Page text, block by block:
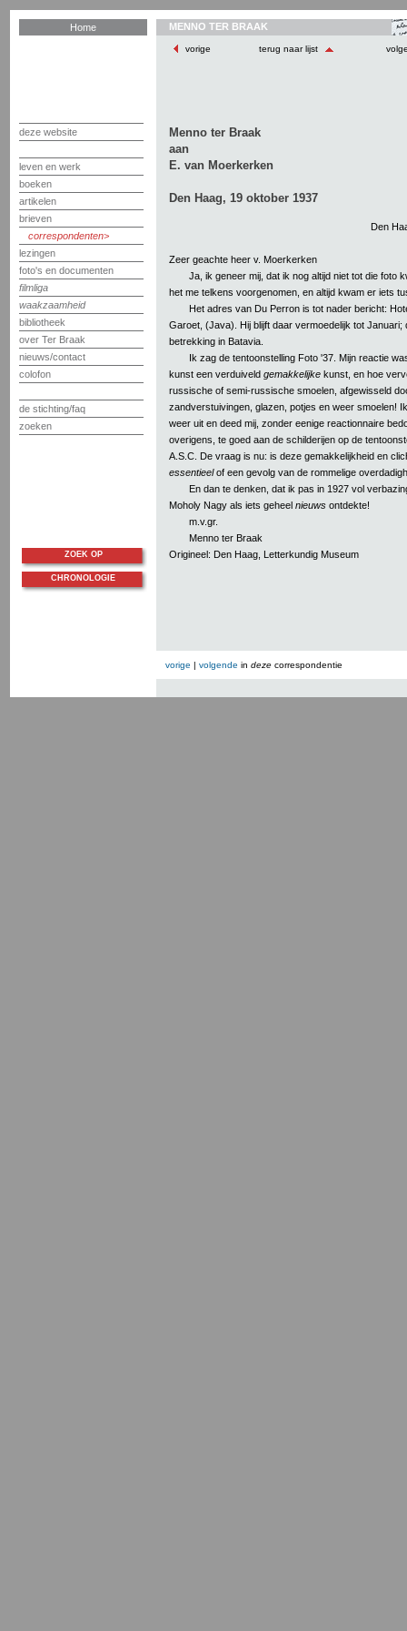
Home
deze website
leven en werk
boeken
artikelen
brieven
correspondenten
lezingen
foto's en documenten
filmliga
waakzaamheid
bibliotheek
over Ter Braak
nieuws/contact
colofon
de stichting/faq
zoeken
MENNO TER BRAAK
vorige terug naar lijst
Menno ter Braak
aan
E. van Moerkerken
Den Haag, 19 oktober 1937
Den
Zeer geachte heer v. Moerkerken
Ja, ik geneer mij, dat ik nog altijd niet tot die foto
het me telkens voorgenomen, en altijd kwam er iets
Het adres van Du Perron is tot nader bericht:
Garoet, (Java). Hij blijft daar vermoedelijk tot Januari;
betrekking in Batavia.
Ik zag de tentoonstelling Foto '37. Mijn reactie
kunst een verduiveld gemakkelijke kunst, en hoe
russische of semi-russische smoelen, afgewisseld
zandverstuivingen, glazen, potjes en weer smoelen!
weer uit en deed mij, zonder eenige reactionnaire
overigens, te goed aan de schilderijen op de
A.S.C. De vraag is nu: is deze gemakkelijkheid en
essentieelof een gevolg van de rommelige
En dan te denken, dat ik pas in 1927 vol
Moholy Nagy als iets geheel nieuws ontdekte!
m.v.gr.
Menno ter Braak
Origineel: Den Haag, Letterkundig Museum
vorige | volgende in deze correspondentie
ZOEK OP
CHRONOLOGIE